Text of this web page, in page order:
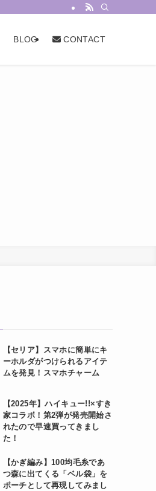
BLOG CONTACT
【セリア】スマホに簡単にキ
ーホルダがつけられるアイテ
ムを発見！スマホチャーム
【2025年】ハイキュー!!×すき
家コラボ！第2弾が発売開始さ
れたので早速買ってきまし
た！
【かぎ編み】100均毛糸であ
つ森に出てくる「ベル袋」を
ポーチとして再現してみまし